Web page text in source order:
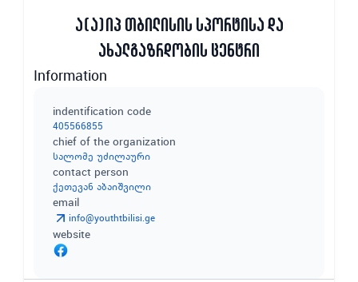
ა(ა)იპ თბილისის სპორტისა და
ახალგაზრდობის ცენტრი
Information
indentification code
405566855
chief of the organization
სალომე უძილაური
contact person
ქეთევან აბაიშვილი
email
info@youthtbilisi.ge
website